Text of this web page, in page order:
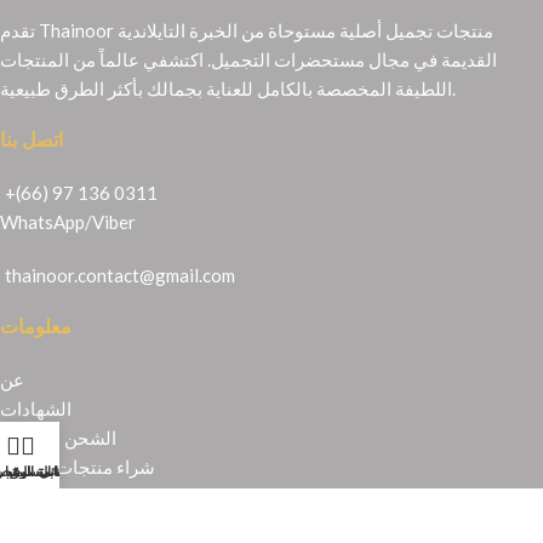
تقدم Thainoor منتجات تجميل أصلية مستوحاة من الخبرة التايلاندية
القديمة في مجال مستحضرات التجميل. اكتشفي عالماً من المنتجات
اتصل بنا
+(66) 97 136 0311
WhatsApp/Viber
thainoor.contact@gmail.com
معلومات
عن
الشهادات
الشحن والإرجاع
شراء منتجات تايلندية
قائمة
عربة التسوق
حسابي